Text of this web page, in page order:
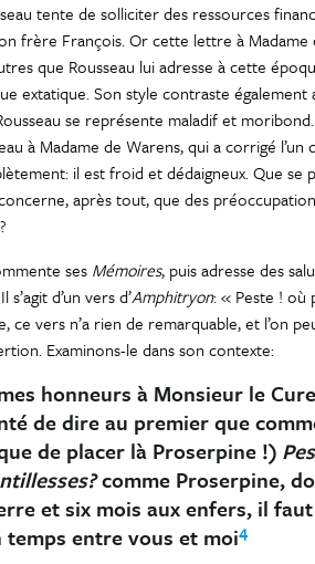
tente de solliciter des ressources
frère François. Or cette lettre à Madame
que Rousseau lui adresse à cette
extatique. Son style contraste également
se représente maladif et
à Madame de Warens, qui a corrigé l’un
il est froid et dédaigneux. Que se
après tout, que des
ses Mémoires, puis adresse des
d’un vers d’Amphitryon: « Peste ! où
ce vers n’a rien de remarquable, et l’on
Examinons-le dans son contexte:
honneurs à Monsieur le
de dire au premier que
de placer là Proserpine !)
comme Proserpine,
et six mois aux enfers, il
temps entre vous et moi4